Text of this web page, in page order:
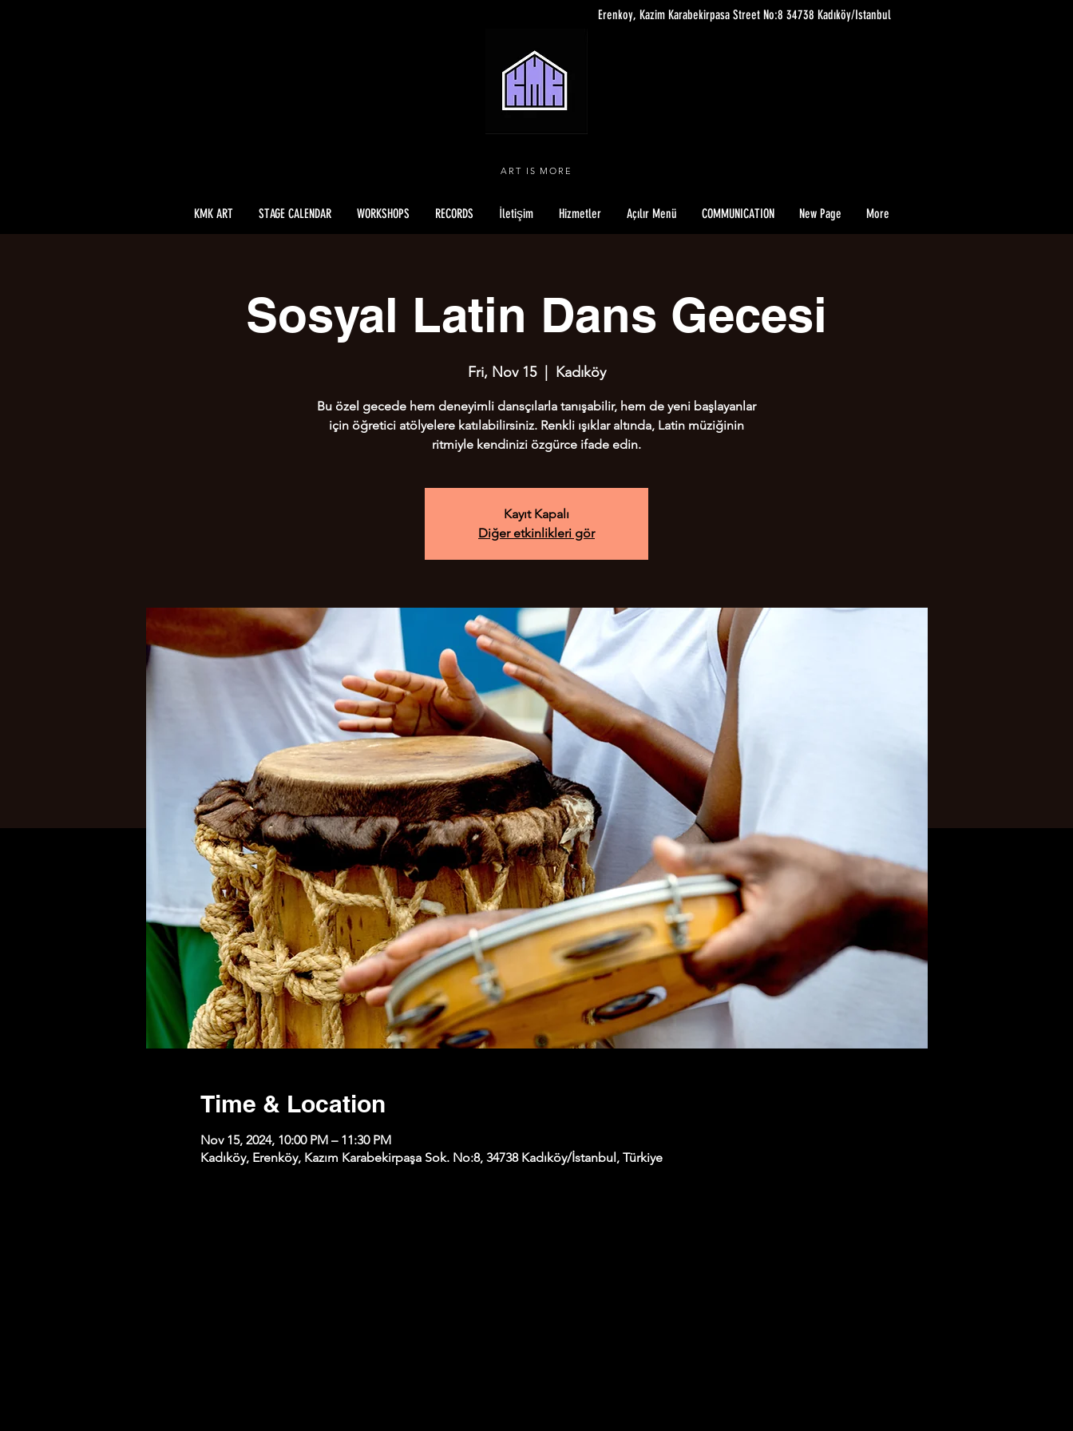
Erenkoy, Kazim Karabekirpasa Street No:8 34738 Kadıköy/Istanbul
ART IS MORE
KMK ART STAGE CALENDAR WORKSHOPS RECORDS İletişim Hizmetler Açılır Menü COMMUNICATION New Page More
Sosyal Latin Dans Gecesi
Fri, Nov 15
  |
Kadıköy
Bu özel gecede hem deneyimli dansçılarla tanışabilir, hem de yeni başlayanlar
için öğretici atölyelere katılabilirsiniz. Renkli ışıklar altında, Latin müziğinin
ritmiyle kendinizi özgürce ifade edin.
Kayıt Kapalı
Diğer etkinlikleri gör
Time & Location
Nov 15, 2024, 10:00 PM – 11:30 PM
Kadıköy, Erenköy, Kazım Karabekirpaşa Sok. No:8, 34738 Kadıköy/İstanbul, Türkiye